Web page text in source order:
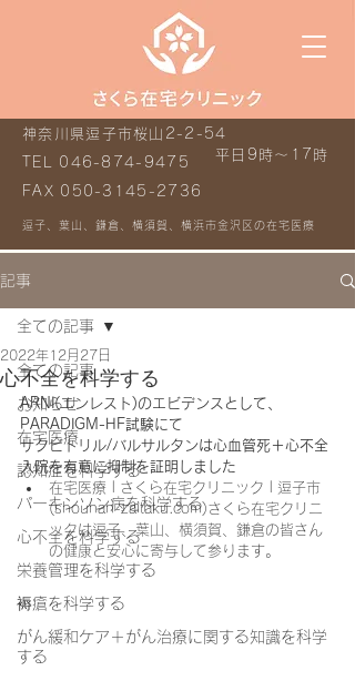
平日9時～17時
神奈川県逗子市桜山2-2-54
TEL 046-874-9475
FAX 050-3145-2736
逗子、葉山、鎌倉、横須賀、横浜市金沢区の在宅医療
記事
全ての記事
お知らせ
在宅医療
認知症を科学する
パーキンソン病を科学する
心不全を科学する
栄養管理を科学する
褥瘡を科学する
がん緩和ケア＋がん治療に関する知識を科学
する
全ての記事
心不全を科学する
2022年12月27日
ARNI(エンレスト)のエビデンスとして、
PARADIGM-HF試験にて
サクビトリル/バルサルタンは心血管死＋心不全
入院を有意に抑制を証明しました
在宅医療 | さくら在宅クリニック | 逗子市
(shounan-zaitaku.com)さくら在宅クリニ
ックは逗子、葉山、横須賀、鎌倉の皆さん
の健康と安心に寄与して参ります。